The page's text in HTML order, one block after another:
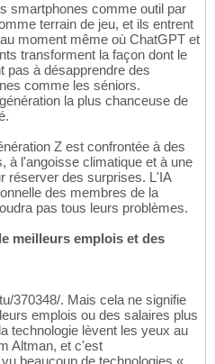
smartphones comme outil par
terrain de jeu, et ils entrent
moment même où ChatGPT et
transforment la façon dont le
pas à désapprendre des
comme les séniors.
la plus chanceuse de
Z est confrontée à des
à l'angoisse climatique et à une
réserver des surprises. L'IA
des membres de la
pas tous leurs problèmes.
meilleurs emplois et des
370348/. Mais cela ne signifie
emplois ou des salaires plus
technologie lèvent les yeux au
Altman, et c'est